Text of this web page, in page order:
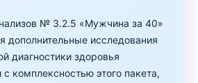
№ 3.2.5 «Мужчина за 40»
дополнительные исследования
диагностики здоровья
с комплексностью этого пакета,